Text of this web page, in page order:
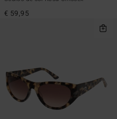
€ 59,95